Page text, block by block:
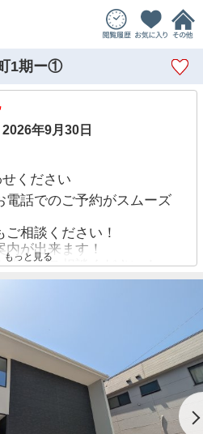
1期ー①
年9月30日
ください
電話でのご予約がスムーズ
相談ください！
が出来ます！
迷わずご相談ください！
もっと見る